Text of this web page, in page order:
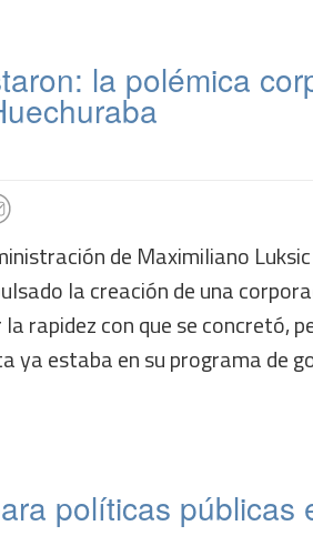
la polémica
de Maximiliano
la creación de una
rapidez con que se concretó,
ya estaba en su programa de
políticas públicas